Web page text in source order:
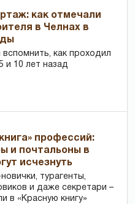
как отмечали
в Челнах в
вспомнить, как проходил
и 10 лет назад
профессий:
и почтальоны в
исчезнуть
тур­агенты,
и даже секретари –
в «Красную книгу»